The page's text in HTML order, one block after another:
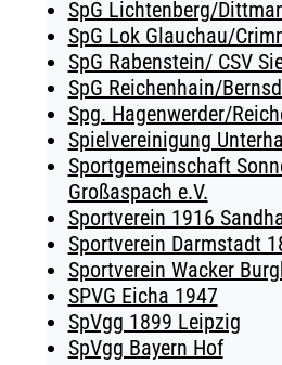
SpG Lichtenberg/
SpG Lok Glauchau/
SpG Rabenstein/ CSV
SpG Reichenhain/
Spg. Hagenwerder/
Spielvereinigung
Sportgemeinschaft
Großaspach e.V.
Sportverein 1916
Sportverein Darmstadt
Sportverein Wacker
SPVG Eicha 1947
SpVgg 1899 Leipzig
SpVgg Bayern Hof